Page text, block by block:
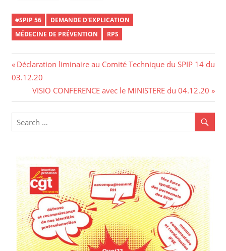
#SPIP 56
DEMANDE D'EXPLICATION
MÉDECINE DE PRÉVENTION
RPS
Navigation
de
l’article
Previous
Post:
Déclaration liminaire au Comité Technique du SPIP 14 du
03.12.20
Next
Post:
VISIO CONFERENCE avec le MINISTERE du 04.12.20